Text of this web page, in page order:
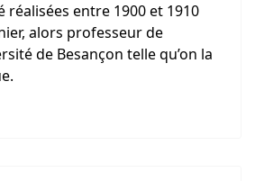
réalisées entre 1900 et 1910
alors professeur de
de Besançon telle qu’on la